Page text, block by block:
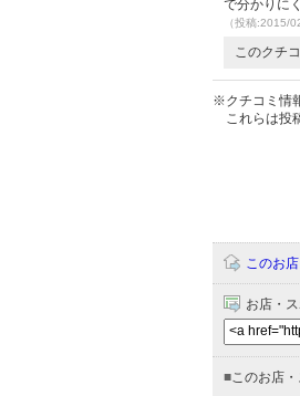
で分かりに
（投稿:2015/
このクチ
※クチコミ情
これらは投
このお
お店・
■ このお店